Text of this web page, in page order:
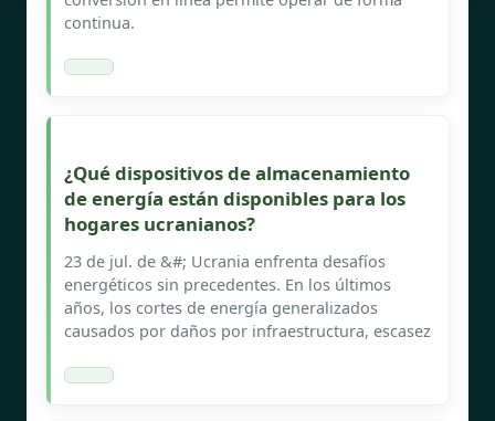
continua.
¿Qué dispositivos de almacenamiento
de energía están disponibles para los
hogares ucranianos?
23 de jul. de &#; Ucrania enfrenta desafíos
energéticos sin precedentes. En los últimos
años, los cortes de energía generalizados
causados por daños por infraestructura, escasez